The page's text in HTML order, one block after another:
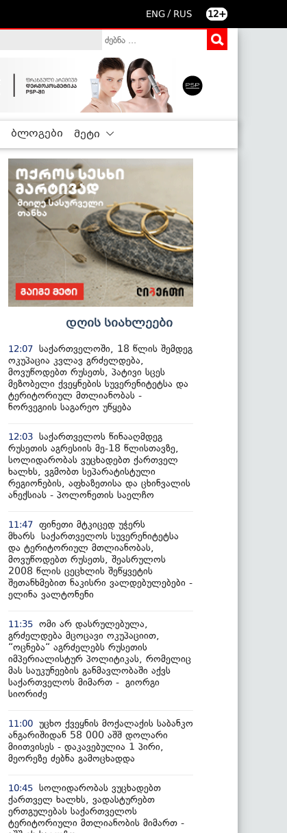
ENG / RUS 12+
ბლოგები მეტი
დღის სიახლეები
12:07 საქართველოში, 18 წლის შემდეგ
ოკუპაცია კვლავ გრძელდება,
მოვუწოდებთ რუსეთს, პატივი სცეს
მეზობელი ქვეყნების სუვერენიტეტსა და
ტერიტორიულ მთლიანობას -
ნორვეგიის საგარეო უწყება
12:03 საქართველოს წინააღმდეგ
რუსეთის აგრესიის მე-18 წლისთავზე,
სოლიდარობას ვუცხადებთ ქართველ
ხალხს, ვგმობთ სეპარატისტული
რეგიონების, აფხაზეთისა და ცხინვალის
ანექსიას - პოლონეთის საელჩო
11:47 ფინეთი მტკიცედ უჭერს
მხარს საქართველოს სუვერენიტეტსა
და ტერიტორიულ მთლიანობას,
მოვუწოდებთ რუსეთს, შეასრულოს
2008 წლის ცეცხლის შეწყვეტის
შეთანხმებით ნაკისრი ვალდებულებები -
ელინა ვალტონენი
11:35 ომი არ დასრულებულა,
გრძელდება მცოცავი ოკუპაციით,
“ოცნება“ აგრძელებს რუსეთის
იმპერიალისტურ პოლიტიკას, რომელიც
მას საუკუნეების განმავლობაში აქვს
საქართველოს მიმართ - გიორგი
სიორიძე
11:00 უცხო ქვეყნის მოქალაქის საბანკო
ანგარიშიდან 58 000 აშშ დოლარი
მიითვისეს - დაკავებულია 1 პირი,
მეორეზე ძებნა გამოცხადდა
10:45 სოლიდარობას ვუცხადებთ
ქართველ ხალხს, ვადასტურებთ
ერთგულებას საქართველოს
ტერიტორიული მთლიანობის მიმართ -